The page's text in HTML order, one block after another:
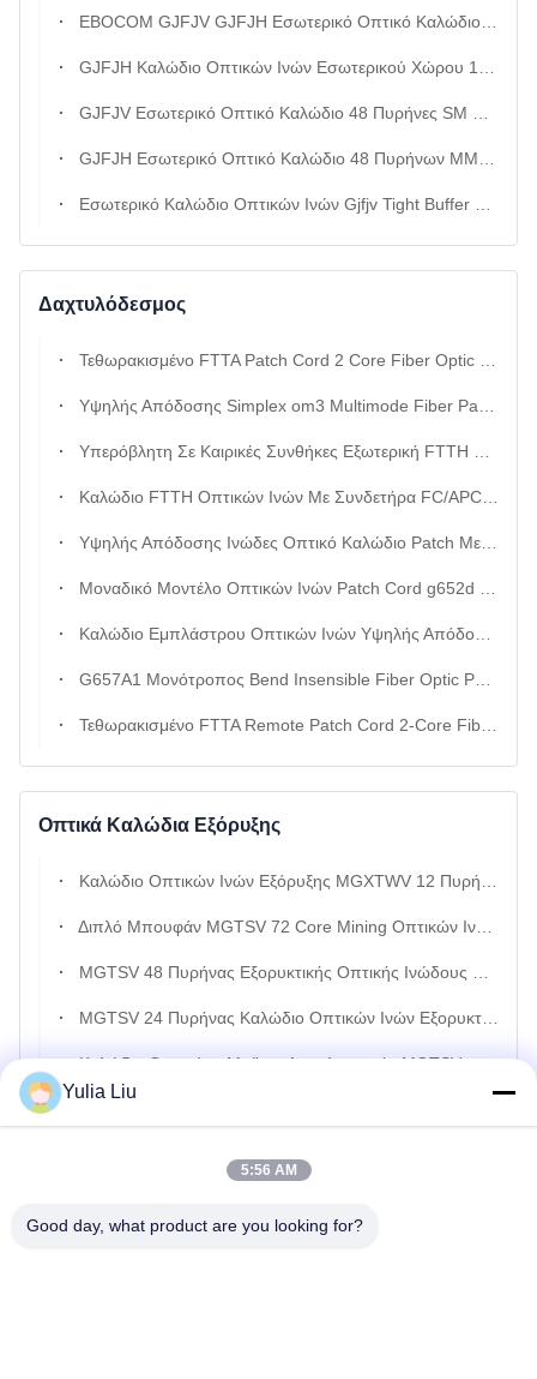
EBOCOM GJFJV GJFJH Εσωτερικό Οπτικό Καλώδιο 48 Πυρήνες Μονότροπος g652d Διανομή Επικοινωνίας
GJFJH Καλώδιο Οπτικών Ινών Εσωτερικού Χώρου 12 Πυρήνες Κίτρινο Πράσινο Πορτοκαλί Χρώμα MM SM Για Διανομή
GJFJV Εσωτερικό Οπτικό Καλώδιο 48 Πυρήνες SM MM om1 om2 g652d Διανομή Επικοινωνίας
GJFJH Εσωτερικό Οπτικό Καλώδιο 48 Πυρήνων MM om1 om2 om3 om4 om5 Κίτρινο Πράσινο Πορτοκαλί Χρώμα Επικοινωνία Διανομής
Εσωτερικό Καλώδιο Οπτικών Ινών Gjfjv Tight Buffer 6core
Δαχτυλόδεσμος
Τεθωρακισμένο FTTA Patch Cord 2 Core Fiber Optic Jumper Με Προστασία Σπειροειδούς Σωλήνα Και Ανθεκτικό Σε Τρωκτικά Σχεδιασμό Για Σταθμούς Βάσης 4g 5g
Υψηλής Απόδοσης Simplex om3 Multimode Fiber Patch Cord 3.0mm LSZH Με Συνδέσμους LC SC FC ST
Υπερόβλητη Σε Καιρικές Συνθήκες Εξωτερική FTTH Οπτική Ίνα Pigtail Με FC/APC om3 Πολλαπλών Τρόπων Και Υδατοασφαλιστικά Υλικά
Καλώδιο FTTH Οπτικών Ινών Με Συνδετήρα FC/APC om3 Μοντέλο Ινών Και Υψηλή Αντοχή Στα Υπεριώδη Φώτα Για Εξωτερική Χρήση
Υψηλής Απόδοσης Ινώδες Οπτικό Καλώδιο Patch Με LSZH Jacket G657A1 Fiber Και om3 Multimode Για Ethernet Κέντρου Δεδομένων
Μοναδικό Μοντέλο Οπτικών Ινών Patch Cord g652d G657A1 LSZH Οπτικό Άλτης Για Δίκτυο Ethernet
Καλώδιο Εμπλάστρου Οπτικών Ινών Υψηλής Απόδοσης Με Εξαιρετική Αντοχή Σε Εφελκυσμό Με Εξαιρετικά Χαμηλή Απώλεια Εισαγωγής Και Τζάκετ LSZH Επιβραδυντικό Φλόγας
G657A1 Μονότροπος Bend Insensible Fiber Optic Patch Cord Με LSZH PVC Jacket Για Κέντρα Δεδομένων Και Τηλεπικοινωνίες
Τεθωρακισμένο FTTA Remote Patch Cord 2-Core Fiber Optic Jumper Με Προστασία Σπειροειδούς Σωλήνα
Οπτικά Καλώδια Εξόρυξης
Καλώδιο Οπτικών Ινών Εξόρυξης MGXTWV 12 Πυρήνων Με Κεντρικό Χαλαρό Σωλήνα
Διπλό Μπουφάν MGTSV 72 Core Mining Οπτικών Ινών Με Επιβραδυντικό Φλόγας
MGTSV 48 Πυρήνας Εξορυκτικής Οπτικής Ινώδους Καλωδίου Με Χαλαρό Σωλήνα
MGTSV 24 Πυρήνας Καλώδιο Οπτικών Ινών Εξορυκτικής Βιομηχανίας Με Φλόγας Καθυστερητικό Μπουφάν
Καλώδιο Ορυχείων Με Ίνες Αντιφλεγμονής MGTSV g652d 96 Πυρήνας Διπλό Θωρακισμένο Για Επικοινωνία
Yulia Liu
5:56 AM
Good day, what product are you looking for?